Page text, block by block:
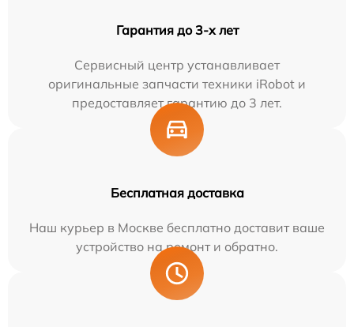
Гарантия до 3-х лет
Сервисный центр устанавливает
оригинальные запчасти техники iRobot и
предоставляет гарантию до 3 лет.
Бесплатная доставка
Наш курьер в Москве бесплатно доставит ваше
устройство на ремонт и обратно.